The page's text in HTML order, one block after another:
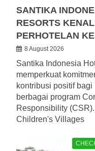
SANTIKA
RESORTS
PERHOTELAN
8 August 2026
Santika Indonesia
memperkuat
kontribusi positif
berbagai program
Responsibility
Children's Villages